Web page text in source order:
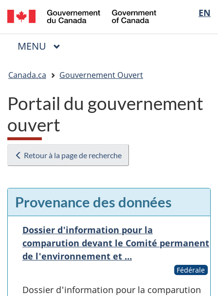
Passer
au
contenu
Passer
à
« Au
Passer
à
la
EN
of
Menu
MENU PRINCIPAL
êtes
ici
Canada.ca Gouvernement Ouvert
Portail du gouvernement
ouvert
Retour à la page de recherche
Provenance des données
Dossier d'information pour la
comparution devant le Comité permanent
de l'environnement et …
Fédérale
Dossier d'information pour la comparution